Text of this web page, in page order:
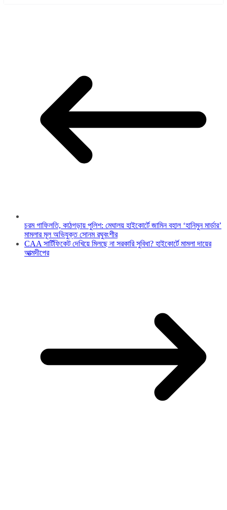
চরম গাফিলতি, কাঠগড়ায় পুলিশ: মেঘালয় হাইকোর্টে জামিন বহাল ‘হানিমুন মার্ডার’
মামলার মূল অভিযুক্ত সোনম রঘুবংশীর
CAA সার্টিফিকেট দেখিয়ে মিলছে না সরকারি সুবিধা? হাইকোর্টে মামলা দায়ের
আত্মদীপের